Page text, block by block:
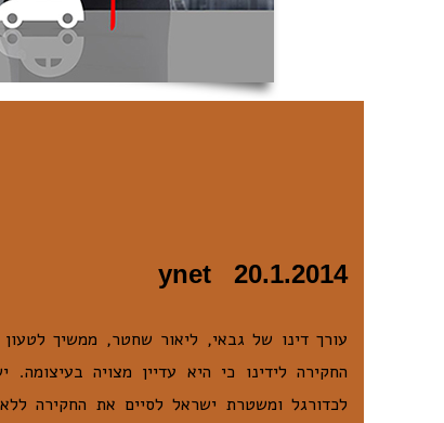
ynet 20.1.2014
עורך דינו של גבאי, ליאור שחטר, ממשיך
החקירה לידינו כי היא עדיין מצויה
לכדורגל ומשטרת ישראל לסיים את החקירה